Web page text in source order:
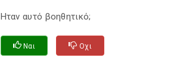
Ηταν αυτό βοηθητικό;
Ναι Οχι